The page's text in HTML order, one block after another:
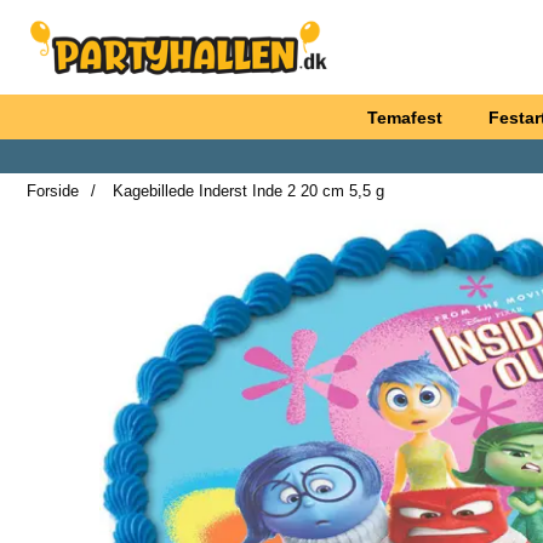
Startside for Partyhallen AB
Temafest
Forside
Kagebillede Inderst Inde 2 20 cm 5,5 g